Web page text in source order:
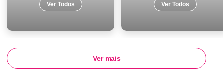
Ver Todos Ver Todos
Ver mais